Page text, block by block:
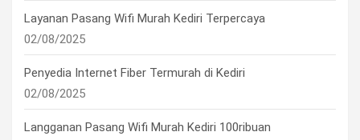
Layanan Pasang Wifi Murah Kediri Terpercaya
02/08/2025
Penyedia Internet Fiber Termurah di Kediri
02/08/2025
Langganan Pasang Wifi Murah Kediri 100ribuan